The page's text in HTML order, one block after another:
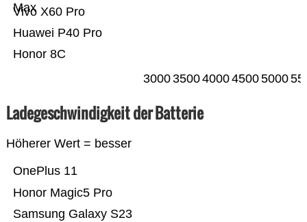
Honor 8C
Huawei P40 Pro
Vivo X60 Pro
Max
30003500400045005000
Ladegeschwindigkeit der Batterie
Höherer Wert = besser
Samsung Galaxy S23
Honor Magic5 Pro
OnePlus 11